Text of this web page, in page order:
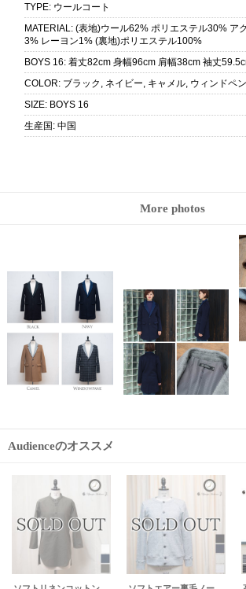
TYPE: ウールコート
MATERIAL: (表地)ウール62% ポリエステル30% ア
3% レーヨン1% (裏地)ポリエステル100%
BOYS 16: 着丈82cm 身幅96cm 肩幅38cm 袖丈
COLOR: ブラック, ネイビー, キャメル, ウィンドペン
SIZE: BOYS 16
生産国 : 中国
More photos
Audienceのオススメ